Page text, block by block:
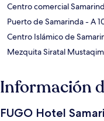
Centro comercial
Puerto de Samarinda- A
Centro Islámico de
Mezquita Siratal Mustaqim
Información
FUGO Hotel